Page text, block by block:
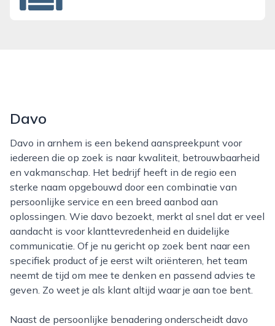
Davo
Davo in arnhem is een bekend aanspreekpunt voor
iedereen die op zoek is naar kwaliteit, betrouwbaarheid
en vakmanschap. Het bedrijf heeft in de regio een
sterke naam opgebouwd door een combinatie van
persoonlijke service en een breed aanbod aan
oplossingen. Wie davo bezoekt, merkt al snel dat er veel
aandacht is voor klanttevredenheid en duidelijke
communicatie. Of je nu gericht op zoek bent naar een
specifiek product of je eerst wilt oriënteren, het team
neemt de tijd om mee te denken en passend advies te
geven. Zo weet je als klant altijd waar je aan toe bent.
Naast de persoonlijke benadering onderscheidt davo